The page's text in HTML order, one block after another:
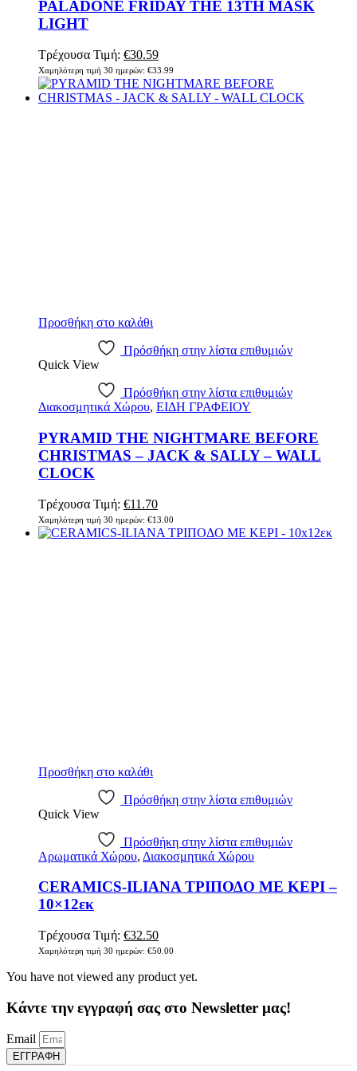
PALADONE FRIDAY THE 13TH MASK
LIGHT
Τρέχουσα Τιμή: Original
price
was:
€33.99.
€30.59Η
τρέχουσα
τιμή
είναι:
Χαμηλότερη τιμή 30 ημερών: €33.99
Προσθήκη στο καλάθι
Πρόσθήκη στην λίστα επιθυμιών
Quick View
Πρόσθήκη στην λίστα επιθυμιών
Διακοσμητικά Χώρου, ΕΙΔΗ ΓΡΑΦΕΙΟΥ
PYRAMID THE NIGHTMARE BEFORE
CHRISTMAS – JACK & SALLY – WALL
CLOCK
Τρέχουσα Τιμή: Original
price
was:
€11.70Η
τρέχουσα
τιμή
Χαμηλότερη τιμή 30 ημερών: €13.00
Προσθήκη στο καλάθι
Πρόσθήκη στην λίστα επιθυμιών
Quick View
Πρόσθήκη στην λίστα επιθυμιών
Αρωματικά Χώρου, Διακοσμητικά Χώρου
CERAMICS-ILIANA ΤΡΙΠΟΔΟ ΜΕ ΚΕΡΙ –
10×12εκ
Τρέχουσα Τιμή: Original
price
€50.00.
€32.50Η
τρέχουσα
είναι:
Χαμηλότερη τιμή 30 ημερών: €50.00
You have not viewed any product yet.
Κάντε την εγγραφή σας στο Newsletter μας!
Email
ΕΓΓΡΑΦΗ